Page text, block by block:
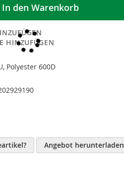
In den Warenkorb
HINZUFÜGEN
Polyester 600D
Angebot herunterladen